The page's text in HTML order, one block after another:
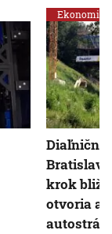
Ekonomika
Diaľničné
krok
otvoria aj
autostrád